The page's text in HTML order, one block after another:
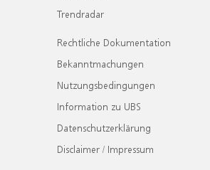
Trendradar
Rechtliche Dokumentation
Bekanntmachungen
Nutzungsbedingungen
Information zu UBS
Datenschutzerklärung
Disclaimer / Impressum